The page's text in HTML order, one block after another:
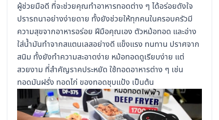
ผู้ช่วยมือดี ที่จะช่วยคุณทำอาหารทอดต่าง ๆ ได้อร่อยดังใจ
ปรารถนาอย่างง่ายดาย ทั้งยังช่วยให้ทุกคนในครอบครัวมี
ความสุขจากอาหารอร่อย ฝีมือคุณเอง ตัวหม้อทอด และอ่าง
ใส่น้ำมันทำจากสแตนเลสอย่างดี แข็งแรง ทนทาน ปราศจาก
สนิม ทั้งยังทำความสะอาดง่าย หม้อทอดดูเรียบง่าย แต่
สวยงาม ที่สำคัญราคประหยัด ใช้ทอดอาหารต่าง ๆ เช่น
ทอดมันฝรั่ง ทอดไก่ ของทอดชุบแป้ง เป็นต้น